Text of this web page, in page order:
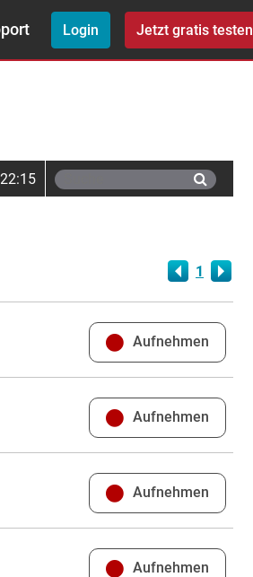
Login Jetzt gratis testen
22:15
1
Aufnehmen
Aufnehmen
Aufnehmen
Aufnehmen